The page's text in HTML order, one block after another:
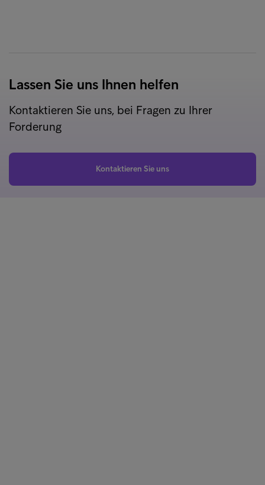
Lassen Sie uns Ihnen helfen
Kontaktieren Sie uns, bei Fragen zu Ihrer
Forderung
Kontaktieren Sie uns